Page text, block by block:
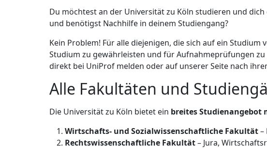
Du möchtest an der Universität zu Köln studieren und
und benötigst Nachhilfe in deinem Studiengang?
Kein Problem! Für alle diejenigen, die sich auf ein
Studium zu gewährleisten und für Aufnahmeprüfungen
direkt bei UniProf melden oder auf unserer Seite nach
Alle Fakultäten und
Die Universität zu Köln bietet ein breites Studienangebot
Wirtschafts- und Sozialwissenschaftliche Fakultät–
Rechtswissenschaftliche Fakultät– Jura,